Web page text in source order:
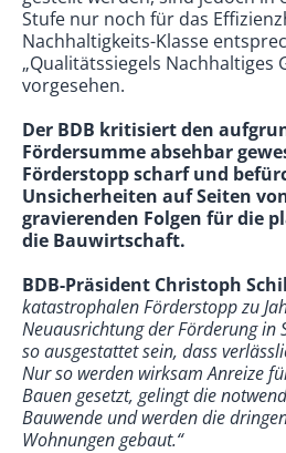
Stufe nur noch für das
Nachhaltigkeits-Klasse
„Qualitätssiegels Nachhaltiges
vorgesehen.
Der BDB kritisiert den
Fördersumme absehbar
Förderstopp scharf und
Unsicherheiten auf Seiten
gravierenden Folgen für die
die Bauwirtschaft.
BDB-Präsident Christoph
katastrophalen Förderstopp zu
Neuausrichtung der Förderung in
so ausgestattet sein, dass
Nur so werden wirksam Anreize
Bauen gesetzt, gelingt die
Bauwende und werden die
Wohnungen gebaut.“